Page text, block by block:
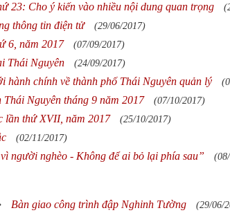
23: Cho ý kiến vào nhiều nội dung quan trọng
thông tin điện tử (29/06/2017)
6, năm 2017 (07/09/2017)
Thái Nguyên (24/09/2017)
chính về thành phố Thái Nguyên quản lý
Nguyên tháng 9 năm 2017 (07/10/2017)
lần thứ XVII, năm 2017 (25/10/2017)
(02/11/2017)
người nghèo - Không để ai bỏ lại phía sau”
Bàn giao công trình đập Nghinh Tường (29/06/